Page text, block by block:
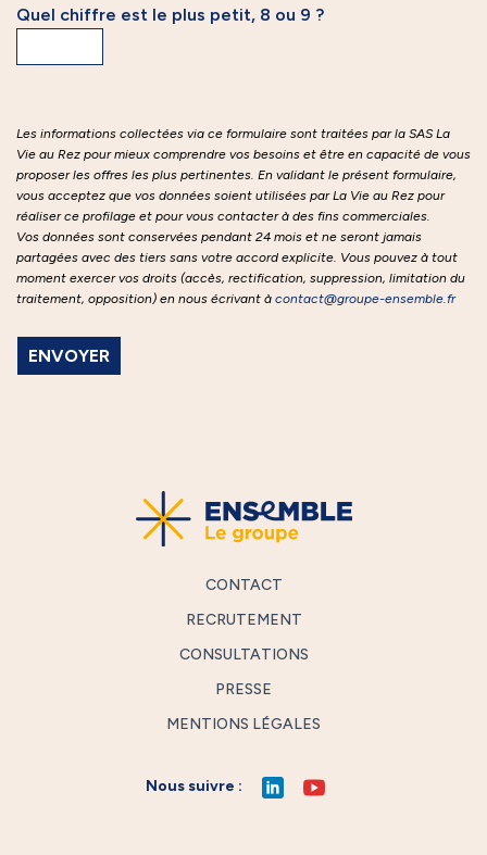
Quel chiffre est le plus petit, 8 ou 9 ?
Les informations collectées via ce formulaire sont traitées par la SAS La
Vie au Rez pour mieux comprendre vos besoins et être en capacité de vous
proposer les offres les plus pertinentes. En validant le présent formulaire,
vous acceptez que vos données soient utilisées par La Vie au Rez pour
réaliser ce profilage et pour vous contacter à des fins commerciales.
Vos données sont conservées pendant 24 mois et ne seront jamais
partagées avec des tiers sans votre accord explicite. Vous pouvez à tout
moment exercer vos droits (accès, rectification, suppression, limitation du
traitement, opposition) en nous écrivant à contact@groupe-ensemble.fr
CONTACT
RECRUTEMENT
CONSULTATIONS
PRESSE
MENTIONS LÉGALES
Nous suivre :